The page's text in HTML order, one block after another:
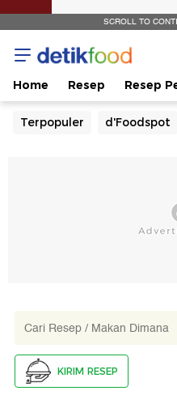
SCROLL TO
Home Resep Resep
Terpopuler d'Foodspot
KIRIM RESEP